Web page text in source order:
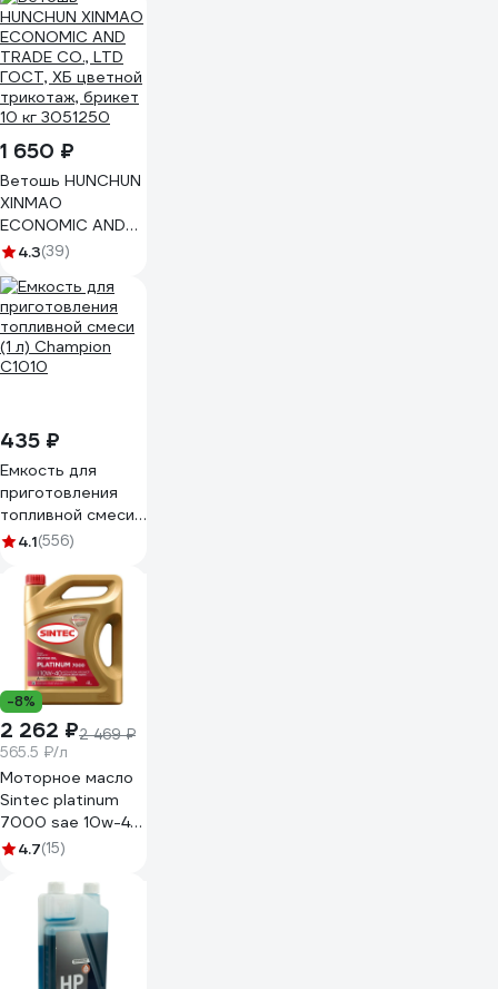
1 650 ₽
Ветошь HUNCHUN
XINMAO
ECONOMIC AND
TRADE CO., LTD
трикотаж, брикет
10 кг 3051250
4.3(39)
435 ₽
Емкость для
приготовления
топливной смеси
(1 л) Champion
4.1(556)
-8%
2 262 ₽2 469 ₽
565.5 ₽/л
Моторное масло
Sintec platinum
7000 sae 10w-40,
api sn/cf, 4 л
4.7(15)